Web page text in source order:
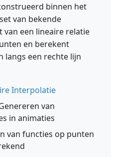
binnen het
van bekende
een lineaire relatie
en berekent
langs een rechte lijn
Interpolatie
van
in animaties
van functies op punten